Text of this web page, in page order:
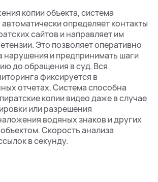
копии объекта, система
определяет контакты
сайтов и направляет им
Это позволяет оперативно
нарушения и предпринимать шаги
до обращения в суд. Вся
фиксируется в
отчетах. Система способна
копии видео даже в случае
или разрешения
водяных знаков и других
Скорость анализа
в секунду.